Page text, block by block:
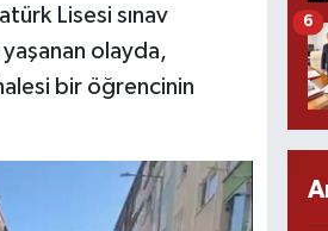
Lisesi sınav
yaşanan olayda,
bir öğrencinin
6